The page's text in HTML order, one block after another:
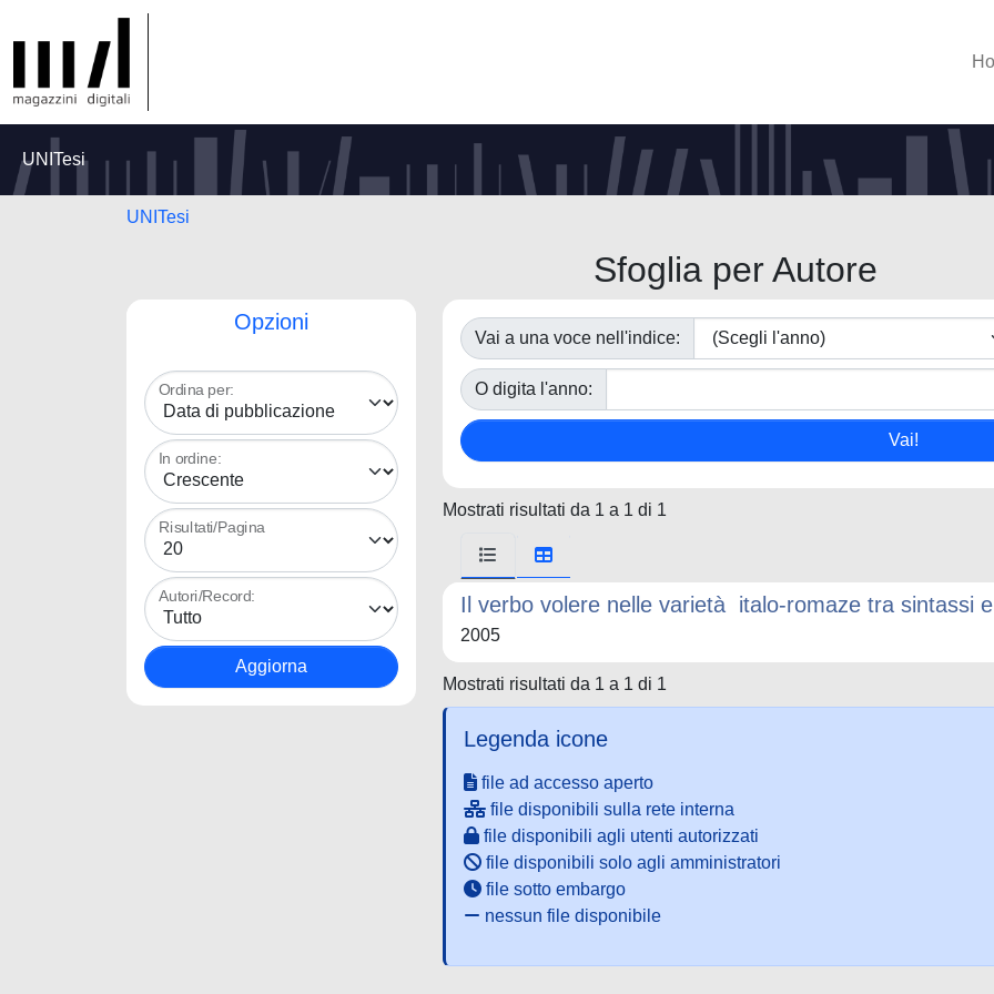
UNITesi
UNITesi
Sfoglia per Autore
Opzioni
Ordina per:
In ordine:
Risultati/Pagina
Autori/Record:
Vai a una voce nell'indice:
O digita l'anno:
Mostrati risultati da 1 a 1 di 1
Il verbo volere nelle varietà italo-romaze tra sintassi
2005
Mostrati risultati da 1 a 1 di 1
Legenda icone
file ad accesso aperto
file disponibili sulla rete interna
file disponibili agli utenti autorizzati
file disponibili solo agli amministratori
file sotto embargo
nessun file disponibile